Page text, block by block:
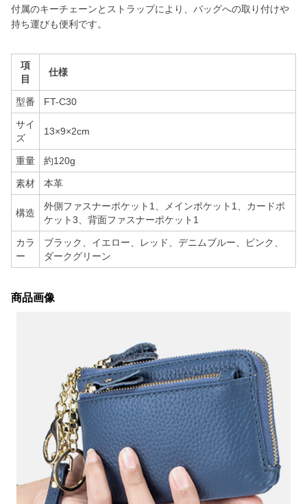
付属のキーチェーンとストラップにより、バッグへの取り付けや
持ち運びも便利です。
項
目
仕様
型番 FT-C30
サイ
ズ
13×9×2cm
重量 約120g
素材 本革
構造
外側ファスナーポケット1、メインポケット1、カードポ
ケット3、背面ファスナーポケット1
カラ
ー
ブラック、イエロー、レッド、デニムブルー、ピンク、
ダークグリーン
商品画像